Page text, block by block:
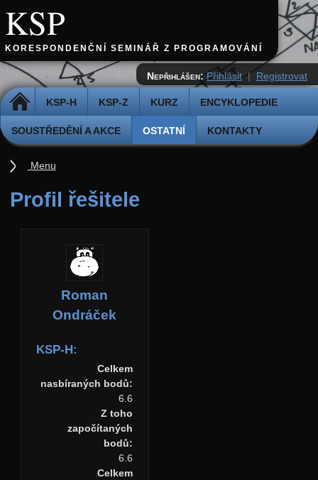
KSP
KORESPONDENČNÍ SEMINÁŘ Z PROGRAMOVÁNÍ
DOMŮ KSP-H KSP-Z KURZ ENCYKLOPEDIE
SOUSTŘEDĚNÍ A AKCE OSTATNÍ KONTAKTY
Nepřihlášen: Přihlásit | Registrovat
Profil řešitele
Roman
Ondráček
KSP-H:
Celkem
nasbíraných bodů:
6.6
Z toho
započítaných
bodů:
6.6
Celkem
Menu